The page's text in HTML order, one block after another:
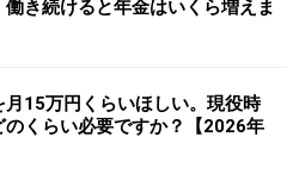
があります。例えば東京都に
度（マル障）」があり、対
、あるいは所得によっては
ります。
よって異なりますが、申請
働き続けると年金はいくら増えま
月15万円くらいほしい。現役時
のくらい必要ですか？【2026年